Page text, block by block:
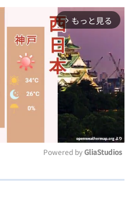
arrow_forward_ios もっと見る
Powered by GliaStudios